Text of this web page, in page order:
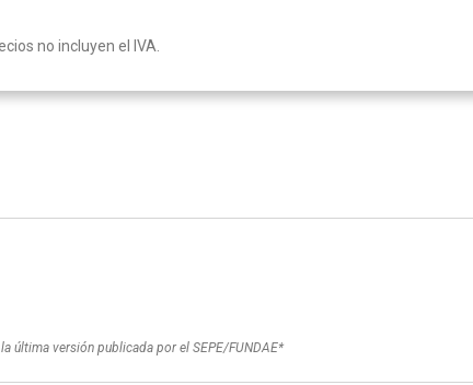
no incluyen el IVA.
última versión publicada por el SEPE/FUNDAE*